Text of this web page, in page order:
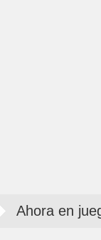
Ahora en